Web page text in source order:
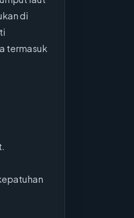
di
termasuk